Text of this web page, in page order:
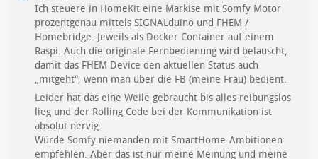
Ich steuere in HomeKit eine Markise mit Somfy Motor
prozentgenau mittels SIGNALduino und FHEM /
Homebridge. Jeweils als Docker Container auf einem
Raspi. Auch die originale Fernbedienung wird belauscht,
damit das FHEM Device den aktuellen Status auch
„mitgeht“, wenn man über die FB (meine Frau) bedient.
Leider hat das eine Weile gebraucht bis alles reibungslos
lieg und der Rolling Code bei der Kommunikation ist
absolut nervig.
Würde Somfy niemanden mit SmartHome-Ambitionen
empfehlen. Aber das ist nur meine Meinung und meine